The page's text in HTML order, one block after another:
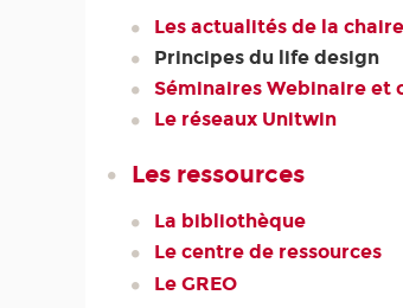
Les actualités de la
Principes du life design
Séminaires Webinaire et
Le réseaux Unitwin
Les ressources
La bibliothèque
Le centre de ressources
Le GREO